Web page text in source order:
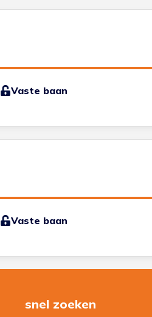
Vaste baan
Vaste baan
snel zoeken